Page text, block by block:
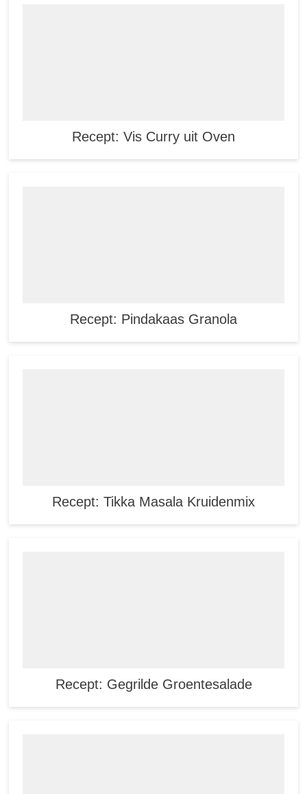
Recept: Vis Curry uit Oven
Recept: Pindakaas Granola
Recept: Tikka Masala Kruidenmix
Recept: Gegrilde Groentesalade